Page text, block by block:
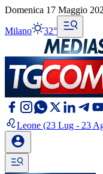
Domenica 17 Maggio
Milano 32°
Leone (23 Lug - 23